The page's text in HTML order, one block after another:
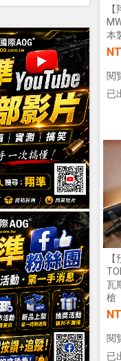
本
閱
已
瓦
槍
閱
已